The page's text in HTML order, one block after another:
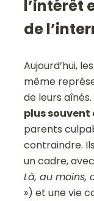
l’intérêt
de
Aujourd’hui,
même
de leurs aînés.
plus souvent
parents
contraindre.
un cadre,
Là, au moins,
») et une vie